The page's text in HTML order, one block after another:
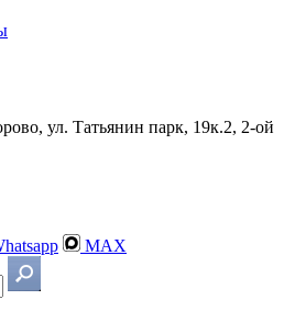
ул. Татьянин парк, 19к.2, 2-ой
MAX